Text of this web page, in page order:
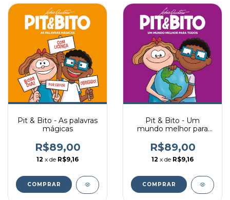
Pit & Bito - As palavras
mágicas
R$89,00
12 x de R$9,16
Pit & Bito - Um
mundo melhor para
R$89,00
12 x de R$9,16